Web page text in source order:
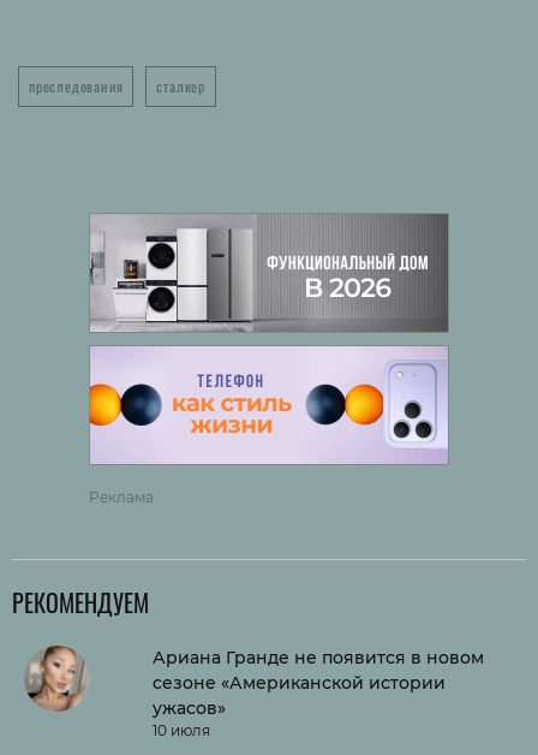
преследования сталкер
Реклама
РЕКОМЕНДУЕМ
Ариана Гранде не появится в новом
сезоне «Американской истории
ужасов»
10 июля